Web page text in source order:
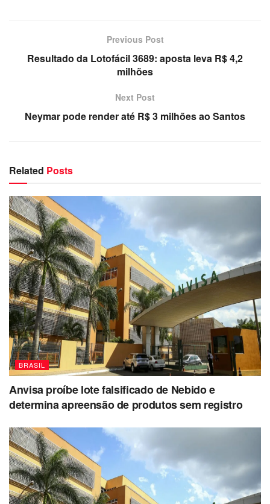
Previous Post
Resultado da Lotofácil 3689: aposta leva R$ 4,2
milhões
Next Post
Neymar pode render até R$ 3 milhões ao Santos
Related Posts
BRASIL
Anvisa proíbe lote falsificado de Nebido e
determina apreensão de produtos sem registro